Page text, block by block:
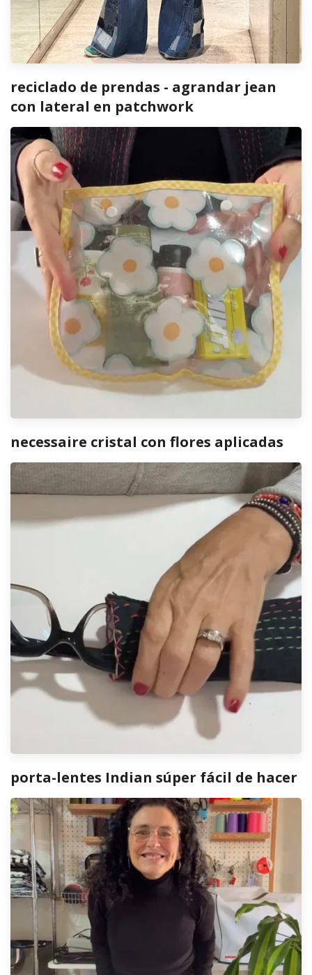
reciclado de prendas - agrandar jean
con lateral en patchwork
necessaire cristal con flores aplicadas
porta-lentes Indian súper fácil de hacer